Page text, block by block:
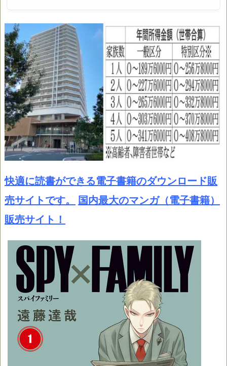
快適に読書ができる電子書籍のダウンロード販
売サイトです。
国内最大のマンガ（電子書籍）
販売サイト！